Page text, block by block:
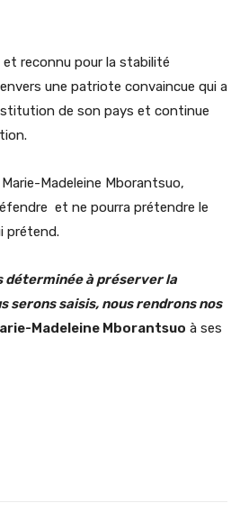
reconnu pour la stabilité
une patriote convaincue qui a
de son pays et continue
de la Nation.
Madeleine Mborantsuo,
et ne pourra prétendre le
le lui prétend.
déterminée à préserver la
serons saisis, nous rendrons nos
Madeleine Mborantsuo à ses